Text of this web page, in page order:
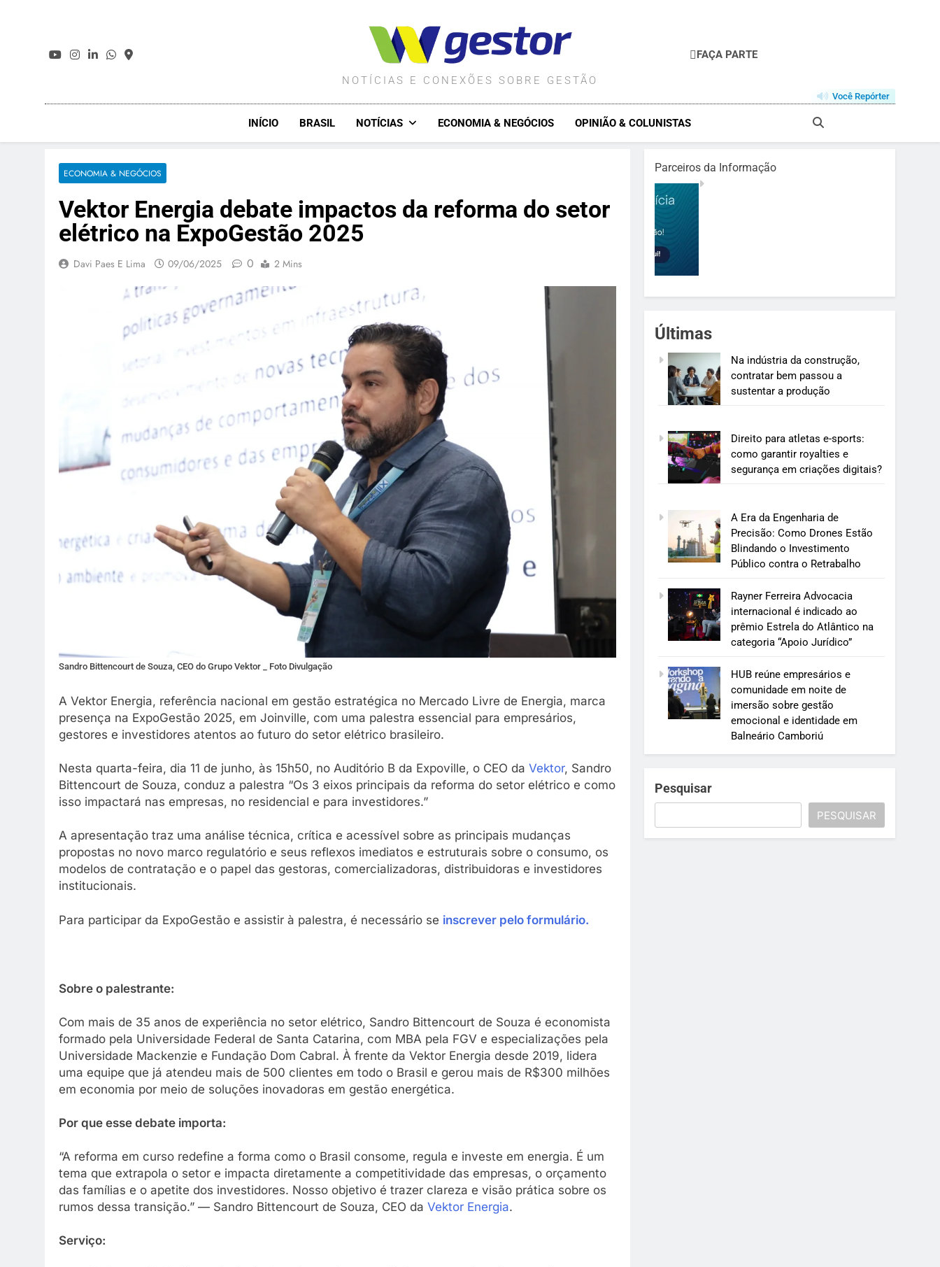
WGESTOR.COM.BR
NOTÍCIAS E CONEXÕES SOBRE GESTÃO
FAÇA PARTE
Você Repórter
INÍCIO BRASIL NOTÍCIAS ECONOMIA & NEGÓCIOS OPINIÃO & COLUNISTAS
ECONOMIA & NEGÓCIOS
Vektor Energia debate impactos da reforma do setor
elétrico na ExpoGestão 2025
Davi Paes E Lima 09/06/2025 0 2 Mins
Sandro Bittencourt de Souza, CEO do Grupo Vektor _ Foto Divulgação
A Vektor Energia, referência nacional em gestão estratégica no Mercado Livre de Energia, marca
presença na ExpoGestão 2025, em Joinville, com uma palestra essencial para empresários,
gestores e investidores atentos ao futuro do setor elétrico brasileiro.
Nesta quarta-feira, dia 11 de junho, às 15h50, no Auditório B da Expoville, o CEO da Vektor, Sandro
Bittencourt de Souza, conduz a palestra “Os 3 eixos principais da reforma do setor elétrico e como
isso impactará nas empresas, no residencial e para investidores.”
A apresentação traz uma análise técnica, crítica e acessível sobre as principais mudanças
propostas no novo marco regulatório e seus reflexos imediatos e estruturais sobre o consumo, os
modelos de contratação e o papel das gestoras, comercializadoras, distribuidoras e investidores
institucionais.
Para participar da ExpoGestão e assistir à palestra, é necessário se inscrever pelo formulário.
Sobre o palestrante:
Com mais de 35 anos de experiência no setor elétrico, Sandro Bittencourt de Souza é economista
formado pela Universidade Federal de Santa Catarina, com MBA pela FGV e especializações pela
Universidade Mackenzie e Fundação Dom Cabral. À frente da Vektor Energia desde 2019, lidera
uma equipe que já atendeu mais de 500 clientes em todo o Brasil e gerou mais de R$300 milhões
em economia por meio de soluções inovadoras em gestão energética.
Por que esse debate importa:
“A reforma em curso redefine a forma como o Brasil consome, regula e investe em energia. É um
tema que extrapola o setor e impacta diretamente a competitividade das empresas, o orçamento
das famílias e o apetite dos investidores. Nosso objetivo é trazer clareza e visão prática sobre os
rumos dessa transição.” — Sandro Bittencourt de Souza, CEO da Vektor Energia.
Serviço:
Parceiros da Informação
Últimas
Na indústria da construção,
contratar bem passou a
sustentar a produção
Direito para atletas e-sports:
como garantir royalties e
segurança em criações digitais?
A Era da Engenharia de
Precisão: Como Drones Estão
Blindando o Investimento
Público contra o Retrabalho
Rayner Ferreira Advocacia
internacional é indicado ao
prêmio Estrela do Atlântico na
categoria “Apoio Jurídico”
HUB reúne empresários e
comunidade em noite de
imersão sobre gestão
emocional e identidade em
Balneário Camboriú
Pesquisar
PESQUISAR